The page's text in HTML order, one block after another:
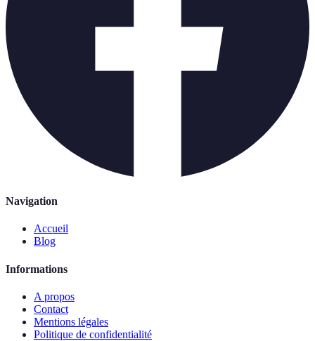
Navigation
Accueil
Blog
Informations
A propos
Contact
Mentions légales
Politique de confidentialité